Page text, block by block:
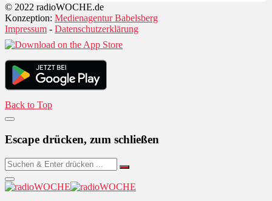
© 2022 radioWOCHE.de
Konzeption: Medienagentur Babelsberg
Impressum - Datenschutzerklärung
Back to Top
Escape drücken, zum schließen